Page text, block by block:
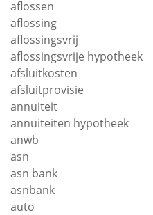
aflossen
aflossing
aflossingsvrij
aflossingsvrije hypotheek
afsluitkosten
afsluitprovisie
annuiteit
annuiteiten hypotheek
anwb
asn
asn bank
asnbank
auto